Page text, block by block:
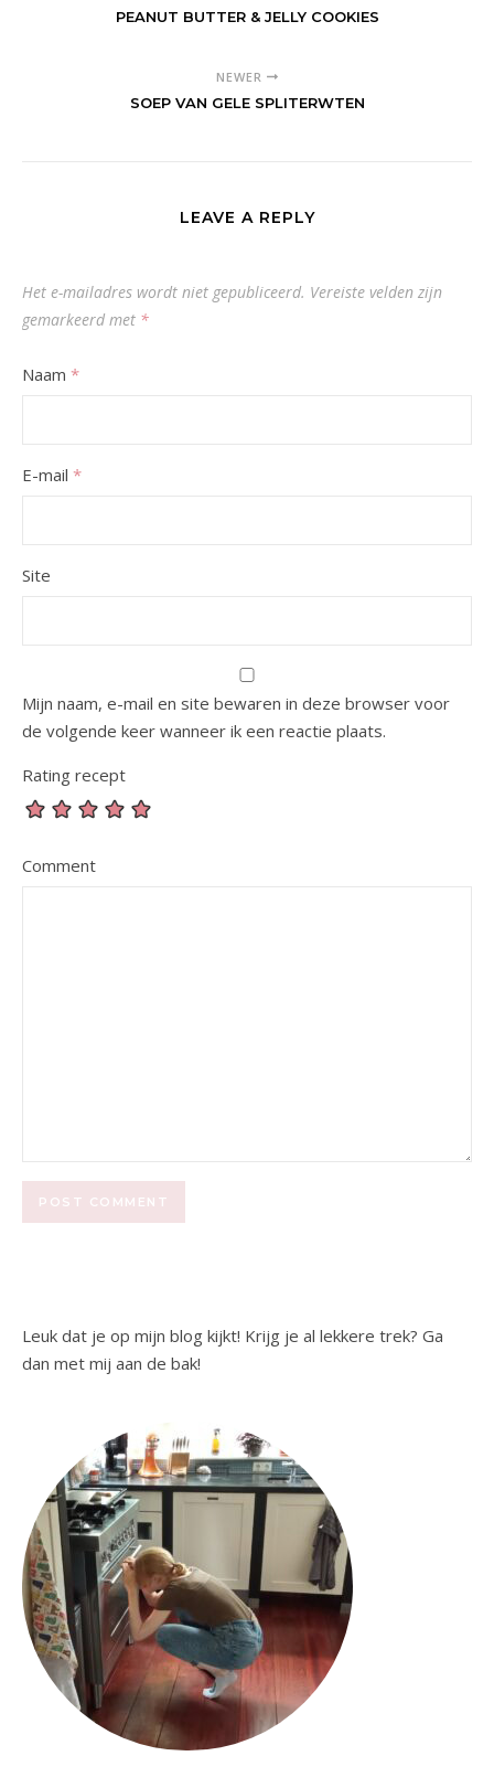
PEANUT BUTTER & JELLY COOKIES
NEWER
SOEP VAN GELE SPLITERWTEN
LEAVE A REPLY
Het e-mailadres wordt niet gepubliceerd. Vereiste velden zijn
gemarkeerd met *
Naam *
E-mail *
Site
Mijn naam, e-mail en site bewaren in deze browser voor
de volgende keer wanneer ik een reactie plaats.
Rating recept
Comment
Leuk dat je op mijn blog kijkt! Krijg je al lekkere trek? Ga
dan met mij aan de bak!